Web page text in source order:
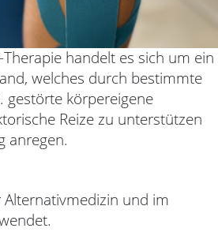
handelt es sich um ein
welches durch bestimmte
gestörte körpereigene
Reize zu unterstützen
anregen.
und im